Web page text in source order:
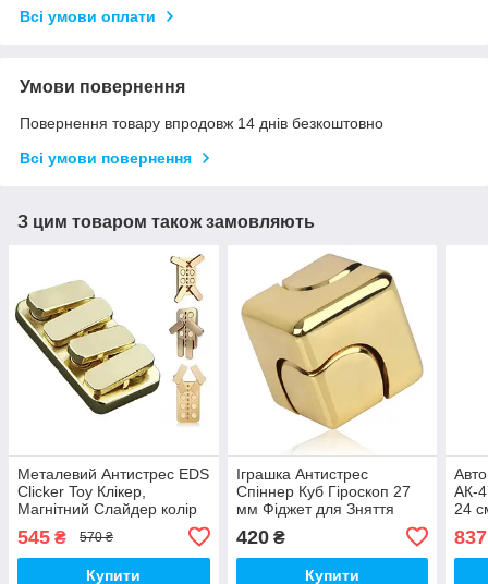
Всі умови оплати
Умови повернення
Повернення товару впродовж 14 днів безкоштовно
Всі умови повернення
З цим товаром також замовляють
Металевий Антистрес EDS
Сlicker Toy Клікер,
Магнітний Слайдер колір
545 ₴ 570 ₴
Купити
Іграшка Антистрес
Спіннер Куб Гіроскоп 27
мм Фіджет для Зняття
(00263)
420₴
Купити
АК-
24
837